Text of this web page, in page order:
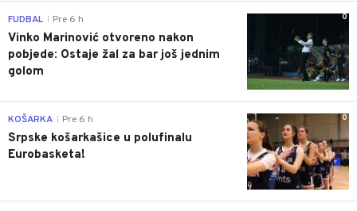
0
FUDBAL Pre 6 h
Vinko Marinović otvoreno nakon
pobjede: Ostaje žal za bar još jednim
golom
0
KOŠARKA Pre 6 h
Srpske košarkašice u polufinalu
Eurobasketa!